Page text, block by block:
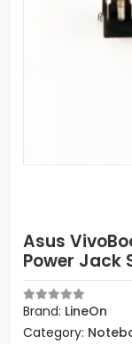
Asus
Power Jack
Brand: LineOn
Category: